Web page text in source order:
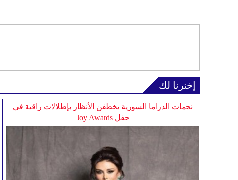
إخترنا لك
نجمات الدراما السورية يخطفن الأنظار بإطلالات راقية في
حفل Joy Awards